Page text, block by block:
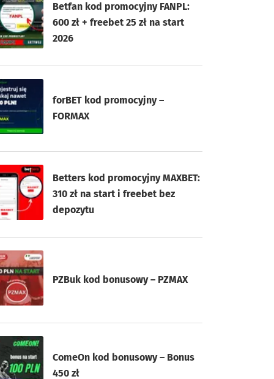
Betfan kod promocyjny FANPL:
600 zł + freebet 25 zł na start
2026
forBET kod promocyjny –
FORMAX
Betters kod promocyjny MAXBET:
310 zł na start i freebet bez
depozytu
PZBuk kod bonusowy – PZMAX
ComeOn kod bonusowy – Bonus
450 zł